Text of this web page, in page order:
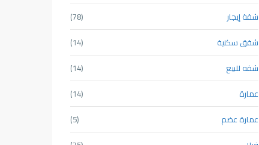
شقة إيجار
(78)
شقق سكنية
(14)
شقه للبيع
(14)
عمارة
(14)
عمارة عضم
(5)